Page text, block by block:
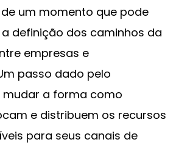
um momento que pode
definição dos caminhos da
empresas e
passo dado pelo
mudar a forma como
e distribuem os recursos
para seus canais de